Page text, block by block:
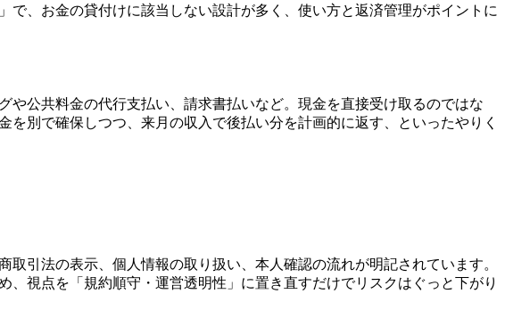
、お金の貸付けに該当しない設計が多く、使い方と返済管理がポイントに
公共料金の代行支払い、請求書払いなど。現金を直接受け取るのではな
別で確保しつつ、来月の収入で後払い分を計画的に返す、といったやりく
引法の表示、個人情報の取り扱い、本人確認の流れが明記されています。
視点を「規約順守・運営透明性」に置き直すだけでリスクはぐっと下がり